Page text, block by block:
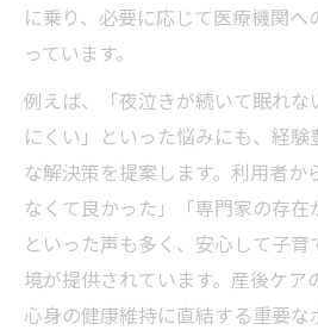
に乗り、必要に応じて医療機関
っています。
例えば、「夜泣きが続いて眠れ
にくい」といった悩みにも、経
な解決策を提案します。利用者か
なくて良かった」「専門家の存在
といった声も多く、安心して子
境が提供されています。産後ケア
心身の健康維持に直結する重要な